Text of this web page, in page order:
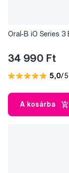
Oral-B iO Series 3
34 990 Ft
5,0/5
A kosárba